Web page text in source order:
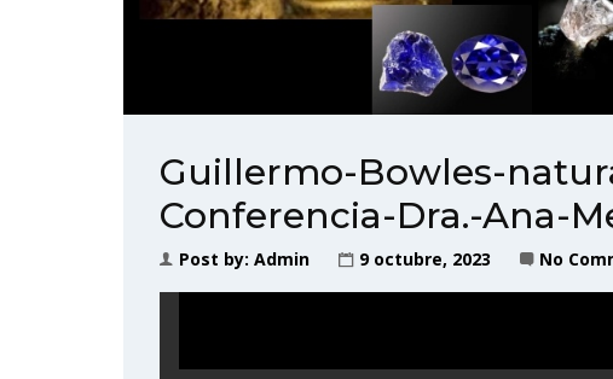
Guillermo-Bowles-
Conferencia-Dra.-Ana-
Post by: Admin 9 octubre, 2023 No